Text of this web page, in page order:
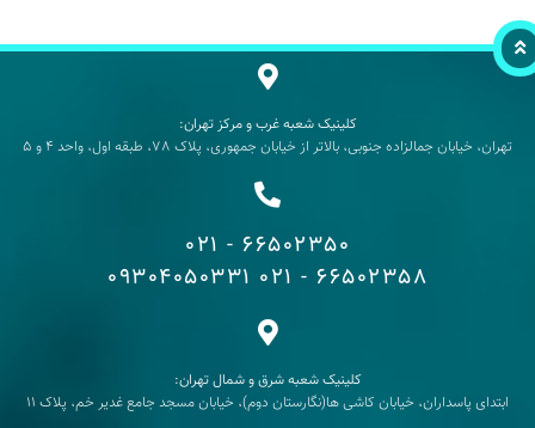
کلینیک شعبه غرب و مرکز تهران:
تهران، خیابان جمالزاده جنوبی، بالاتر از خیابان جمهوری، پلاک 78، طبقه اول، واحد 4 و 5
66502350 - 021
66502358 - 021
09304050331
کلینیک شعبه شرق و شمال تهران:
ابتدای پاسداران، خیابان کاشی ها(نگارستان دوم)، خیابان مسجد جامع غدیر خم، پلاک 11